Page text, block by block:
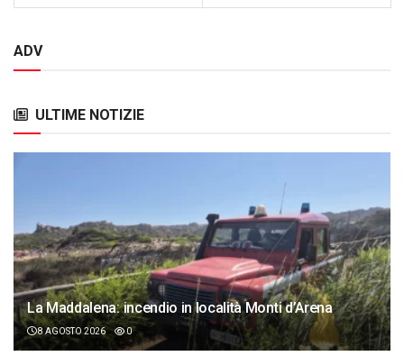
ADV
ULTIME NOTIZIE
La Maddalena: incendio in località Monti d’Arena
8 AGOSTO 2026 0